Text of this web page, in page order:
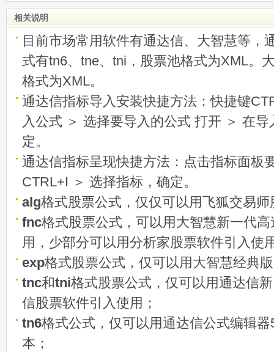
相关说明
目前市场常用软件有通达信、大智慧等，
式有tn6、tne、tni，股票池格式为XML。
格式为XML。
通达信指标导入安装快捷方法：快捷键
入公式 ＞ 选择要导入的公式 打开 ＞ 在
定。
通达信指标呈现快捷方法：点击指标面板
CTRL+I ＞ 选择指标，确定。
alg格式股票公式，仅仅可以用飞狐交易
fnc格式股票公式，可以用大智慧新一代
用，少部分可以用分析家股票软件引入使
exp格式股票公式，仅可以用大智慧经典
tnc和tni格式股票公式，仅可以用通达信
信股票软件引入使用；
tn6格式公式，仅可以用通达信公式编辑
本；